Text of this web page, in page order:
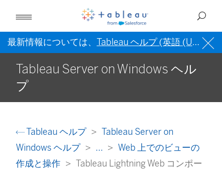
最新情報については、 Tableau ヘルプ (英語 (US)) を
Tableau Server on Windows ヘル
プ
Tableau ヘルプ
Tableau Server on
Windows ヘルプ
...
Web 上でのビューの
作成と操作
Tableau Lightning Web コンポー